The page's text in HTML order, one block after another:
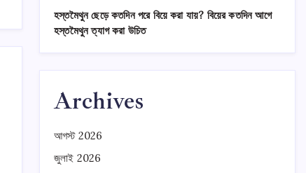
হস্তমৈথুন ছেড়ে কতদিন পরে বিয়ে করা যায়? বিয়ের কতদিন আগে
হস্তমৈথুন ত্যাগ করা উচিত
Archives
আগস্ট 2026
জুলাই 2026